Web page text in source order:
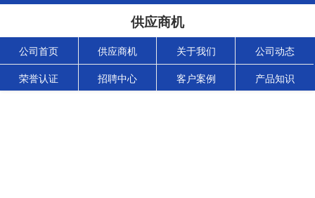
供应商机
公司首页 供应商机 关于我们 公司动态
荣誉认证 招聘中心 客户案例 产品知识